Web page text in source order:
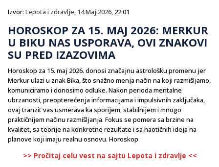
Izvor: Lepota i zdravlje, 14.Maj.2026, 22:01
HOROSKOP ZA 15. MAJ 2026: MERKUR
U BIKU NAS USPORAVA, OVI ZNAKOVI
SU PRED IZAZOVIMA
Horoskop za 15. maj 2026. donosi značajnu astrološku promenu jer
Merkur ulazi u znak Bika, što snažno menja način na koji razmišljamo,
komuniciramo i donosimo odluke. Nakon perioda mentalne
ubrzanosti, preopterećenja informacijama i impulsivnih zaključaka,
ovaj tranzit vas usmerava ka sporijem, stabilnijem i mnogo
praktičnijem načinu razmišljanja. Fokus se pomera sa brzine na
kvalitet, sa teorije na konkretne rezultate i sa haotičnih ideja na
planove koji imaju realnu osnovu. Horoskop
>> Pročitaj celu vest na sajtu Lepota i zdravlje <<